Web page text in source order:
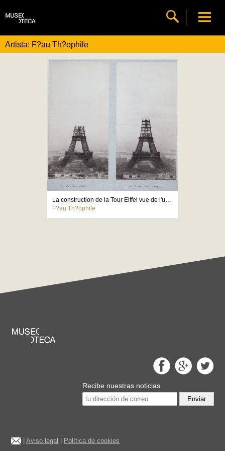
Artista: F?au Th?ophile
La construction de la Tour Eiffel vue de l'une des tours du palais du Trocad?ro
F?au Th?ophile
Recibe nuestras noticias
Enviar
|Aviso legal Política de cookies